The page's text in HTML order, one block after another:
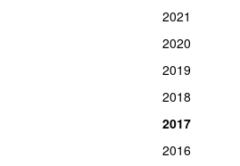
2021
2020
2019
2018
2017
2016